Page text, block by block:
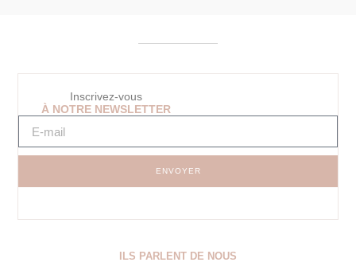
Inscrivez-vous
À NOTRE NEWSLETTER
ENVOYER
ILS PARLENT DE NOUS